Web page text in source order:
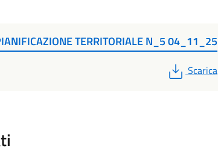
TERRITORIALE N_5 04_11_25
PDF
Scarica